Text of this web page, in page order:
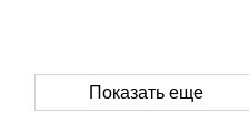
Показать еще